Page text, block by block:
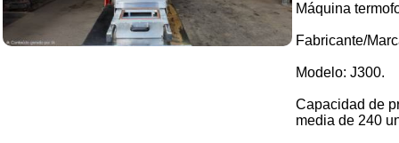
Máquina
Fabricante/
Modelo: J300.
Capacidad de
media de 240